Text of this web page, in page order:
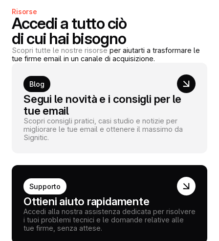
Risorse
Accedi a tutto ciò
di cui hai bisogno
Scopri tutte le nostre risorse per aiutarti a trasformare le
tue firme email in un canale di acquisizione.
Blog
Segui le novità e i consigli per le
tue email
Scopri consigli pratici, casi studio e notizie per
migliorare le tue email e ottenere il massimo da
Signitic.
Supporto
Ottieni aiuto rapidamente
Accedi alla nostra assistenza dedicata per risolvere
i tuoi problemi tecnici e le domande relative alle
tue firme, senza attese.